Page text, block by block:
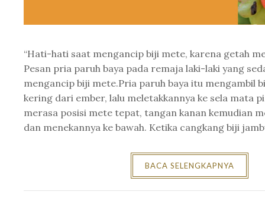
“Hati-hati saat mengancip biji mete, karena getah
Pesan pria paruh baya pada remaja laki-laki yang
mengancip biji mete.Pria paruh baya itu mengambil
kering dari ember, lalu meletakkannya ke sela mata
merasa posisi mete tepat, tangan kanan kemudian
dan menekannya ke bawah. Ketika cangkang biji
BACA SELENGKAPNYA